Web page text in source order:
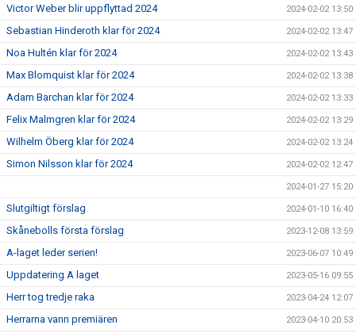
Victor Weber blir uppflyttad 2024 2024-02-02 13:50
Sebastian Hinderoth klar för 2024 2024-02-02 13:47
Noa Hultén klar för 2024 2024-02-02 13:43
Max Blomquist klar för 2024 2024-02-02 13:38
Adam Barchan klar för 2024 2024-02-02 13:33
Felix Malmgren klar för 2024 2024-02-02 13:29
Wilhelm Öberg klar för 2024 2024-02-02 13:24
Simon Nilsson klar för 2024 2024-02-02 12:47
2024-01-27 15:20
Slutgiltigt förslag 2024-01-10 16:40
Skånebolls första förslag 2023-12-08 13:59
A-laget leder serien! 2023-06-07 10:49
Uppdatering A laget 2023-05-16 09:55
Herr tog tredje raka 2023-04-24 12:07
Herrarna vann premiären 2023-04-10 20:53